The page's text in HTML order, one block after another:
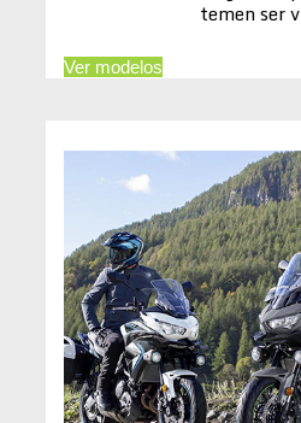
temen ser
Ver modelos